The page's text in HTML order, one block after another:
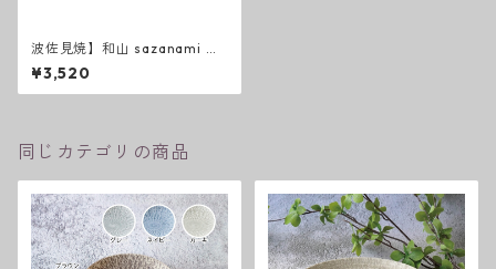
波佐見焼】和山 sazanami ７
寸皿
¥3,520
同じカテゴリの商品